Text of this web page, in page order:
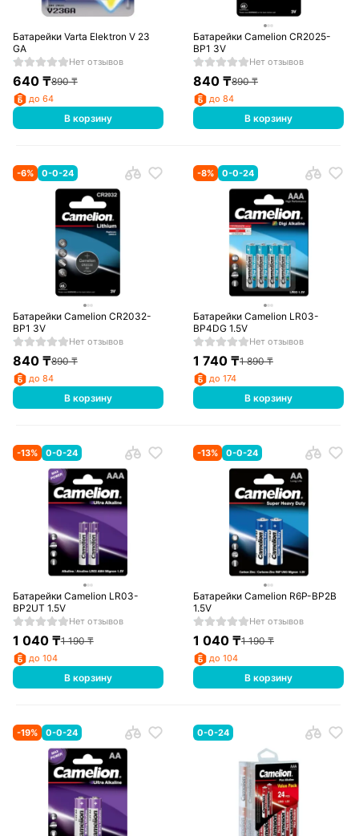
Батарейки Varta Elektron V 23
GA
Нет отзывов
640₸890₸
до 64
В корзину
Батарейки Camelion CR2025-
BP1 3V
Нет отзывов
840 ₸890₸
до 84
В корзину
-6% 0-0-24
Батарейки Camelion CR2032-
BP1 3V
Нет отзывов
840₸890₸
до 84
В корзину
-8% 0-0-24
Батарейки Camelion LR03-
BP4DG 1.5V
Нет отзывов
1 740 ₸1 890₸
до 174
В корзину
-13% 0-0-24
Батарейки Camelion LR03-
BP2UT 1.5V
Нет отзывов
1 040₸1 190₸
до 104
В корзину
-13% 0-0-24
Батарейки Camelion R6P-BP2B
1.5V
Нет отзывов
1 040 ₸1 190₸
до 104
В корзину
-19% 0-0-24 0-0-24